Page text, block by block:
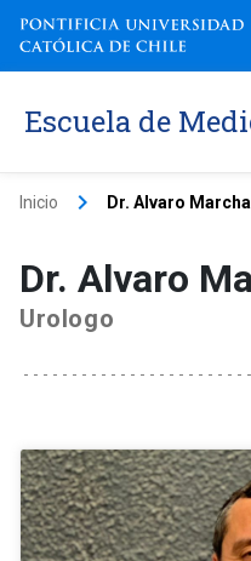
Escuela de
Inicio keyboard_arrow_right Dr. Alvaro
Dr. Alvaro
Urologo